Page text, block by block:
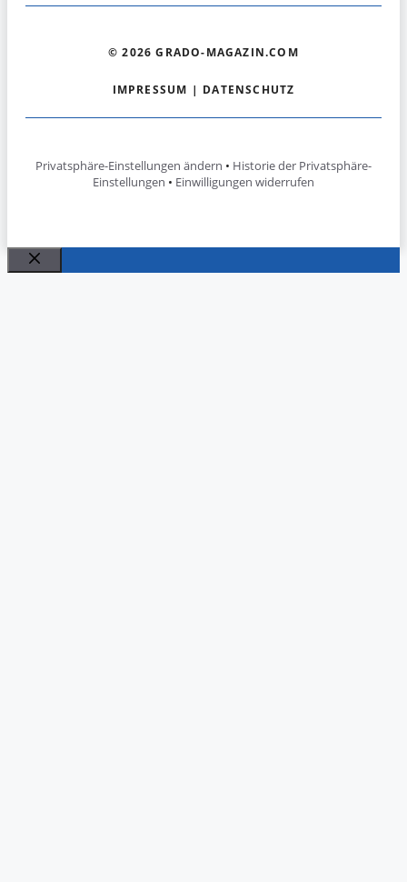
© 2026 GRADO-MAGAZIN.COM
IMPRESSUM | DATENSCHUTZ
Privatsphäre-Einstellungen ändern • Historie der Privatsphäre-
Einstellungen • Einwilligungen widerrufen
Schließen